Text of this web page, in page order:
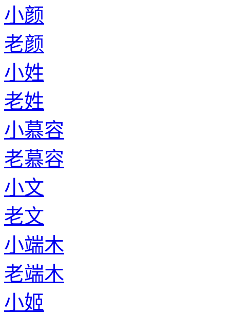
小颜
老颜
小姓
老姓
小慕容
老慕容
小文
老文
小端木
老端木
小姬